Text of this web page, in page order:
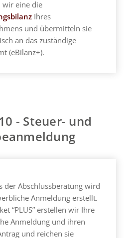
wir eine die
Ihres
und übermitteln sie
an das zuständige
(eBilanz+).
- Steuer- und
der Abschlussberatung wird
Anmeldung erstellt.
“PLUS” erstellen wir Ihre
Anmeldung und ihren
und reichen sie